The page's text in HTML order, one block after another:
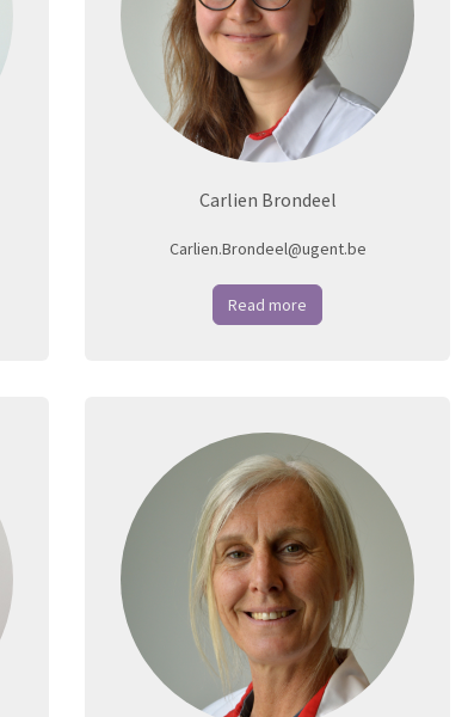
Carlien Brondeel
Carlien.Brondeel@ugent.be
Read more